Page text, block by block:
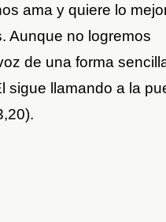
ama y quiere lo
Aunque no logremos
de una forma
sigue llamando a la